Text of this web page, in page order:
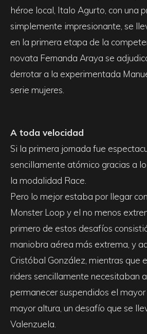
héroe local, Italo Agurto, con una
simplemente impresionante, se
en la primera etapa de la
novata Fernanda Araya se
derrotar a la experimentada
serie mujeres.
A toda velocidad
Si la primera jornada fue
sencillamente atómico gracias a
la modalidad Race.
Pero lo mejor estaba por llegar
Monster Loop y el no menos
primero de estos desafíos
maniobra aérea más extrema, y
Cristóbal González, mientras que
riders sencillamente necesitaban
permanecer suspendidos el
mayor altura, un desafío que se
Valenzuela.